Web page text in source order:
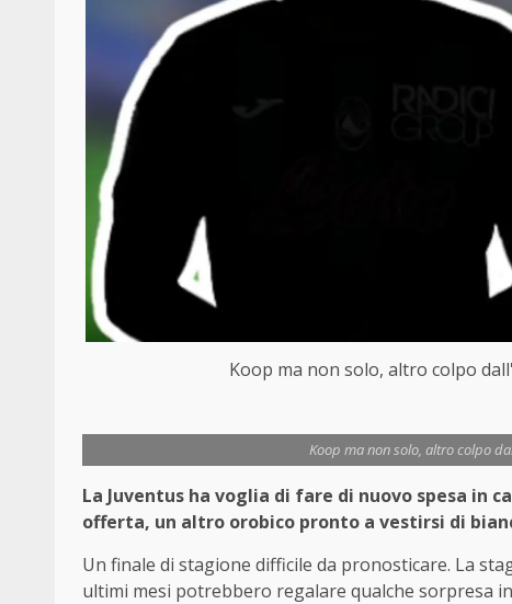
Koop ma non solo, altro colpo
Koop ma non solo, altro colpo
La Juventus ha voglia di fare di nuovo spesa in
offerta, un altro orobico pronto a vestirsi di
Un finale di stagione difficile da pronosticare. La
ultimi mesi potrebbero regalare qualche sorpresa